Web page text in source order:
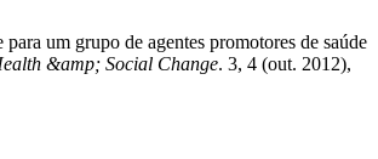
um grupo de agentes promotores de saúde
&amp; Social Change. 3, 4 (out. 2012),